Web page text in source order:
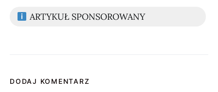
ARTYKUŁ SPONSOROWANY
DODAJ KOMENTARZ